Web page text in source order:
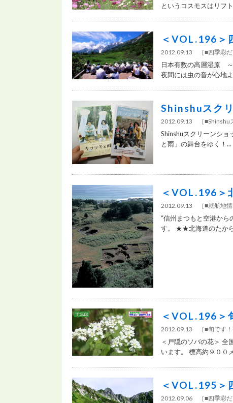
というコスモスはリフ
＜VOL.196＞
2012.09.13 ［■四季彩
日本有数の高層湿原 ～
夜間には虫の音が心地
Shinshuスク
2012.09.13 ［■Shinshu
Shinshuスクリーンシ
と雨」の舞台をゆく！...
＜VOL.196＞
2012.09.13 ［■就航地
“信州まつもと空港か
す。 ★★北海道のたか
＜VOL.196＞
2012.09.13 ［■旬です！
＜戸隠のソバの花＞ 全
います。 標高約９００
＜VOL.195＞
2012.09.06 ［■四季彩